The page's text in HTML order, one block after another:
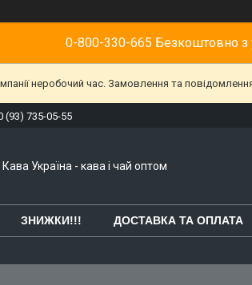
0-800-330-665 Безкоштовно з
неробочий час. Замовлення та
(93) 735-05-55
Кава Україна - кава і чай оптом
ЗНИЖКИ!!! ДОСТАВКА ТА ОПЛАТА